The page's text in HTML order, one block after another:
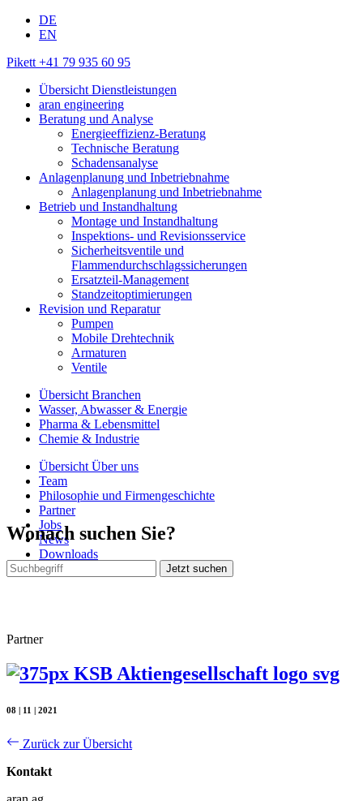
DE
EN
Pikett +41 79 935 60 95
Übersicht Dienstleistungen
aran engineering
Beratung und Analyse
Energieeffizienz-Beratung
Technische Beratung
Schadensanalyse
Anlagenplanung und Inbetriebnahme
Anlagenplanung und Inbetriebnahme
Betrieb und Instandhaltung
Montage und Instandhaltung
Inspektions- und Revisionsservice
Sicherheitsventile und
Flammendurchschlagssicherungen
Ersatzteil-Management
Standzeitoptimierungen
Revision und Reparatur
Pumpen
Mobile Drehtechnik
Armaturen
Ventile
Übersicht Branchen
Wasser, Abwasser & Energie
Pharma & Lebensmittel
Chemie & Industrie
Übersicht Über uns
Team
Philosophie und Firmengeschichte
Partner
Jobs
News
Downloads
Wonach suchen Sie?
Partner
08 | 11 | 2021
Zurück zur Übersicht
Kontakt